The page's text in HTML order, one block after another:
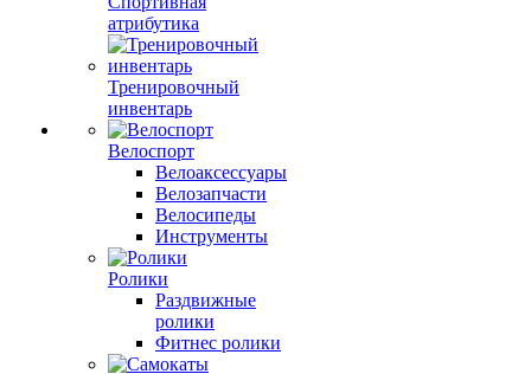
атрибутика
Тренировочный
инвентарь
Велоспорт
Велоаксессуары
Велозапчасти
Велосипеды
Инструменты
Ролики
Раздвижные
ролики
Фитнес ролики